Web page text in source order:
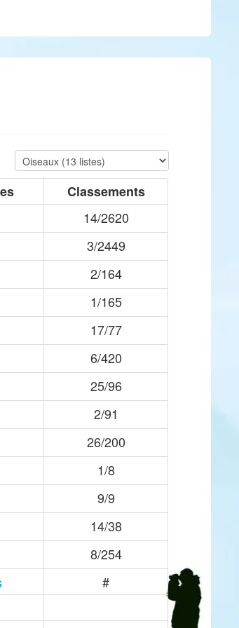
Classements
14/2620
3/2449
2/164
1/165
17/77
6/420
25/96
2/91
26/200
1/8
9/9
14/38
8/254
#